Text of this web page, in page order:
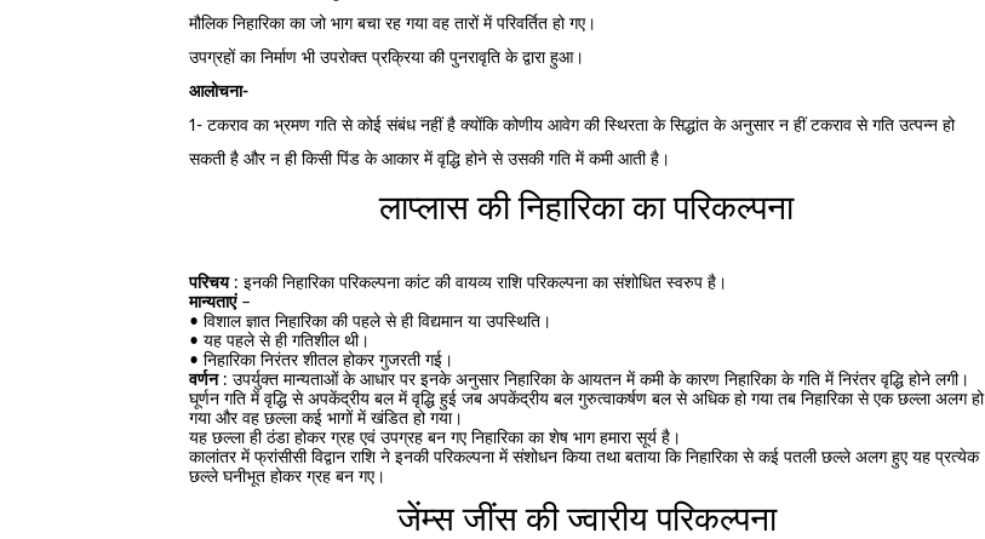
मौलिक निहारिका का जो भाग बचा रह गया वह तारों में परिवर्तित हो गए।
उपग्रहों का निर्माण भी उपरोक्त प्रक्रिया की पुनरावृति के द्वारा हुआ।
आलोचना-
1- टकराव का भ्रमण गति से कोई संबंध नहीं है क्योंकि कोणीय आवेग की स्थिरता के सिद्धांत के अनुसार न हीं टकराव से गति उत्पन्न हो
सकती है और न ही किसी पिंड के आकार में वृद्धि होने से उसकी गति में कमी आती है।
लाप्लास की निहारिका का परिकल्पना
परिचय: इनकी निहारिका परिकल्पना कांट की वायव्य राशि परिकल्पना का संशोधित स्वरुप है।
मान्यताएं–
• विशाल ज्ञात निहारिका की पहले से ही विद्यमान या उपस्थिति।
• यह पहले से ही गतिशील थी।
• निहारिका निरंतर शीतल होकर गुजरती गई।
वर्णन: उपर्युक्त मान्यताओं के आधार पर इनके अनुसार निहारिका के आयतन में कमी के कारण निहारिका के गति में निरंतर वृद्धि होने लगी।
घूर्णन गति में वृद्धि से अपकेंद्रीय बल में वृद्धि हुई जब अपकेंद्रीय बल गुरुत्वाकर्षण बल से अधिक हो गया तब निहारिका से एक छल्ला अलग हो
गया और वह छल्ला कई भागों में खंडित हो गया।
यह छल्ला ही ठंडा होकर ग्रह एवं उपग्रह बन गए निहारिका का शेष भाग हमारा सूर्य है।
कालांतर में फ्रांसीसी विद्वान राशि ने इनकी परिकल्पना में संशोधन किया तथा बताया कि निहारिका से कई पतली छल्ले अलग हुए यह प्रत्येक
छल्ले घनीभूत होकर ग्रह बन गए।
जेंम्स जींस की ज्वारीय परिकल्पना